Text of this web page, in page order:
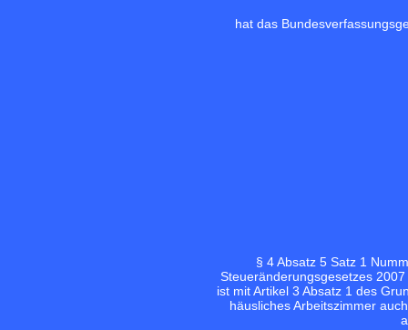
hat das
§ 4 Absatz 5 Satz 1
Steueränderungsgesetzes
ist mit Artikel 3 Absatz 1 des
häusliches Arbeitszimmer